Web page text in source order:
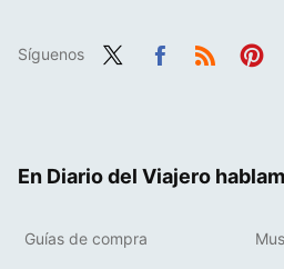
Síguenos
En Diario del Viajero
Guías de compra